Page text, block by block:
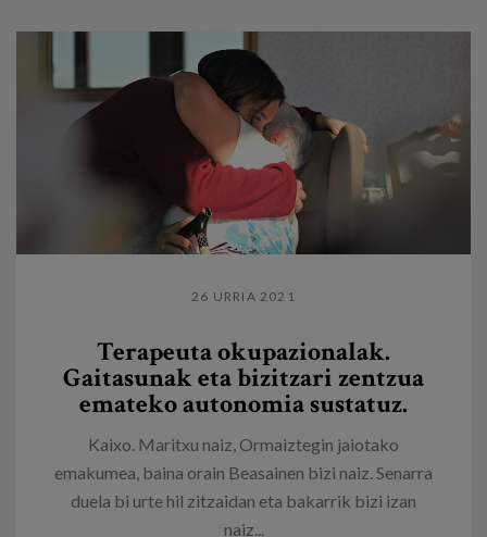
26 URRIA 2021
Terapeuta okupazionalak.
Gaitasunak eta bizitzari zentzua
emateko autonomia sustatuz.
Kaixo. Maritxu naiz, Ormaiztegin jaiotako
emakumea, baina orain Beasainen bizi naiz. Senarra
duela bi urte hil zitzaidan eta bakarrik bizi izan
naiz...